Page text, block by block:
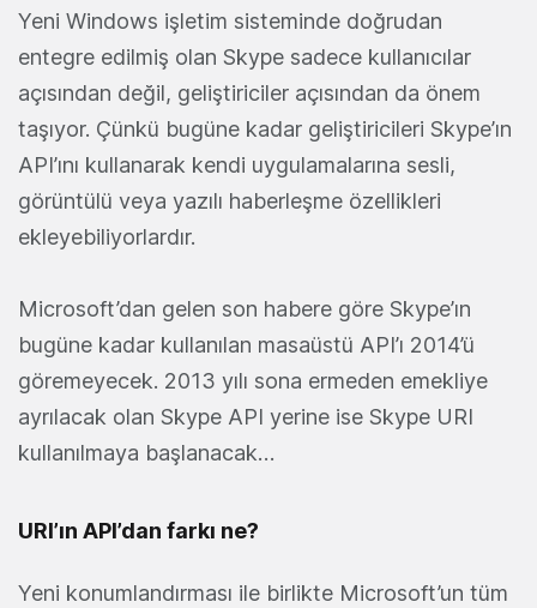
Yeni Windows işletim sisteminde doğrudan
entegre edilmiş olan Skype sadece kullanıcılar
açısından değil, geliştiriciler açısından da önem
taşıyor. Çünkü bugüne kadar geliştiricileri Skype’ın
API’ını kullanarak kendi uygulamalarına sesli,
görüntülü veya yazılı haberleşme özellikleri
ekleyebiliyorlardır.
Microsoft’dan gelen son habere göre Skype’ın
bugüne kadar kullanılan masaüstü API’ı 2014’ü
göremeyecek. 2013 yılı sona ermeden emekliye
ayrılacak olan Skype API yerine ise Skype URI
kullanılmaya başlanacak…
URI’ın API’dan farkı ne?
Yeni konumlandırması ile birlikte Microsoft’un tüm